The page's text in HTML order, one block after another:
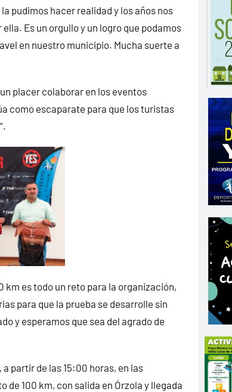
pudimos hacer realidad y los años nos
Es un orgullo y un logro que podamos
en nuestro municipio. Mucha suerte a
placer colaborar en los eventos
como escaparate para que los turistas
km es todo un reto para la organización,
para que la prueba se desarrolle sin
y esperamos que sea del agrado de
partir de las 15:00 horas, en las
de 100 km, con salida en Órzola y llegada